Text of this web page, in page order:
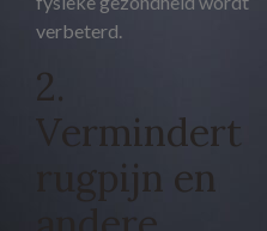
verbeterd.
2.
Vermindert
rugpijn en